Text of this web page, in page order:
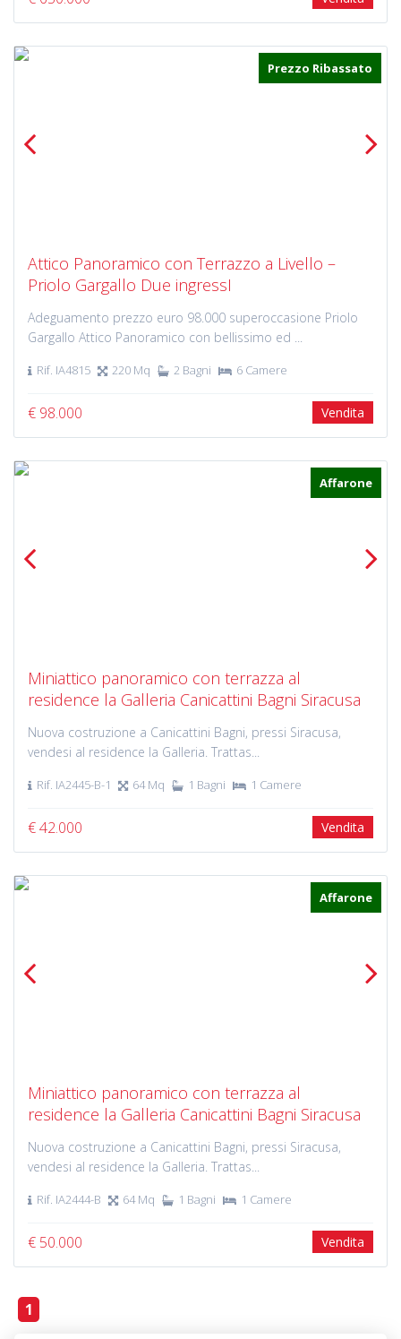
Prezzo Ribassato
Attico Panoramico con Terrazzo a Livello –
Priolo Gargallo Due ingressI
Adeguamento prezzo euro 98.000 superoccasione Priolo
Gargallo Attico Panoramico con bellissimo ed ...
Rif. IA4815 220 Mq 2 Bagni 6 Camere
€ 98.000 Vendita
Affarone
Miniattico panoramico con terrazza al
residence la Galleria Canicattini Bagni Siracusa
Nuova costruzione a Canicattini Bagni, pressi Siracusa,
vendesi al residence la Galleria. Trattas...
Rif. IA2445-B-1 64 Mq 1 Bagni 1 Camere
€ 42.000 Vendita
Affarone
Miniattico panoramico con terrazza al
residence la Galleria Canicattini Bagni Siracusa
Nuova costruzione a Canicattini Bagni, pressi Siracusa,
vendesi al residence la Galleria. Trattas...
Rif. IA2444-B 64 Mq 1 Bagni 1 Camere
€ 50.000 Vendita
1